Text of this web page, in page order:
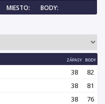
MIESTO: BODY:
ZÁPASY BODY
38
82
38
81
38
76